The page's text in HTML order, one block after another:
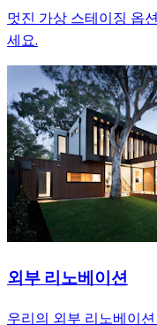
멋진 가상 스테이징 옵
세요.
외부 리노베이션
우리의 외부 리노베이